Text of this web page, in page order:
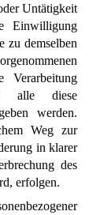
Untätigkeit
Einwilligung
zu demselben
Verarbeitung
alle diese
werden.
Weg zur
in klarer
des
erfolgen.